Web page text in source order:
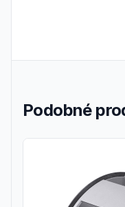
Podobné